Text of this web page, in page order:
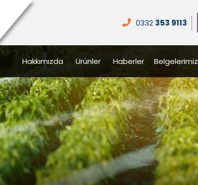
0332 353 9113
Hakkımızda Ürünler Haberler Belgelerimiz